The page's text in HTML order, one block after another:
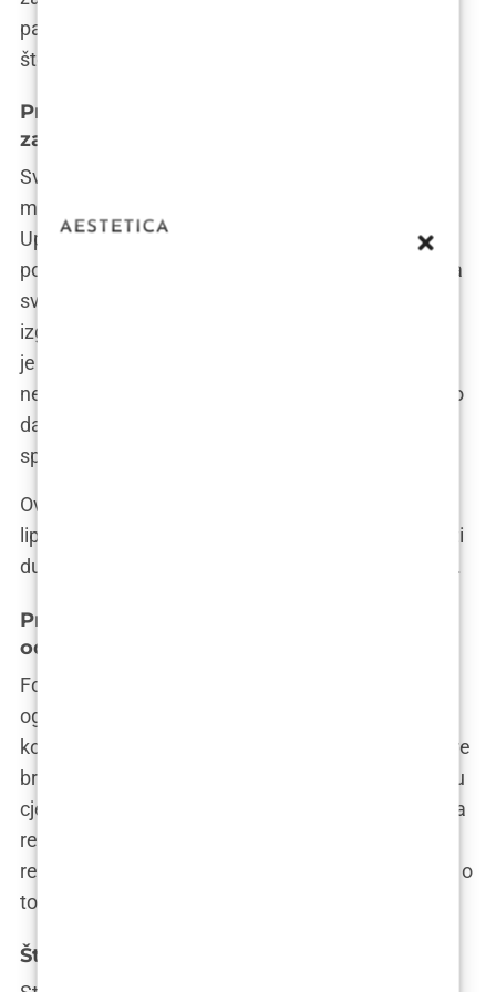
pacijenata, vidjeti nevjerojatne rezultate i saznati
što stručnjaci misle o ovoj čarobnoj tehnici.
Priče pacijenata: Transformacije i
zadovoljstvo
Svaka osoba ima svoju priču, a lipofiling je za
mnoge bio prekretnica koja im je promijenila život.
Upoznajte Anu, majku troje djece koja je nakon
poroda izgubila samopouzdanje zbog promjena na
svom tijelu. Lipofiling joj je pomogao da vrati
izgubljeni volumen i osjeća se ponovno ženom. Tu
je i Marko, sportaš koji je zbog ozljede ostao s
nepravilnostima na nozi. Lipofiling mu je omogućio
da se vrati treninzima i nastavi sa svojom
sportskom karijerom.
Ovo su samo neke od priča koje dokazuju da
lipofiling nije samo estetski zahvat, već može imati
dubok utjecaj na kvalitetu života i samopouzdanje.
Prije i poslije: Fotografije koje govore više
od riječi
Fotografije “prije i poslije” su poput čarobnog
ogledala koje otkriva nevjerojatne transformacije
koje lipofiling može postići. Pogledajte kako se bore
brišu, obrazi popunjavaju, a tijelo oblikuje u skladnu
cjelinu. Ali zapamtite, svaki je pacijent jedinstven, a
rezultati lipofilinga mogu varirati. Važno je imati
realna očekivanja i razgovarati sa svojim kirurgom o
tome što možete očekivati od zahvata.
Što kažu stručnjaci?